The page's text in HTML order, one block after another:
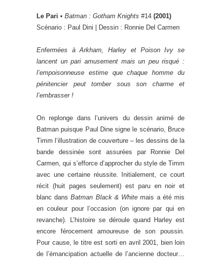
Le Pari • Batman : Gotham Knights #14 (2001)
Scénario : Paul Dini | Dessin : Ronnie Del Carmen
Enfermées à Arkham, Harley et Poison Ivy se
lancent un pari amusement mais un peu risqué :
l’empoisonneuse estime que chaque homme du
pénitencier peut tomber sous son charme et
l’embrasser !
On replonge dans l’univers du dessin animé de
Batman puisque Paul Dine signe le scénario, Bruce
Timm l’illustration de couverture – les dessins de la
bande dessinée sont assurées par Ronnie Del
Carmen, qui s’efforce d’approcher du style de Timm
avec une certaine réussite. Initialement, ce court
récit (huit pages seulement) est paru en noir et
blanc dansBatman Black & White mais a été mis
en couleur pour l’occasion (on ignore par qui en
revanche). L’histoire se déroule quand Harley est
encore férocement amoureuse de son poussin.
Pour cause, le titre est sorti en avril 2001, bien loin
de l’émancipation actuelle de l’ancienne docteur…